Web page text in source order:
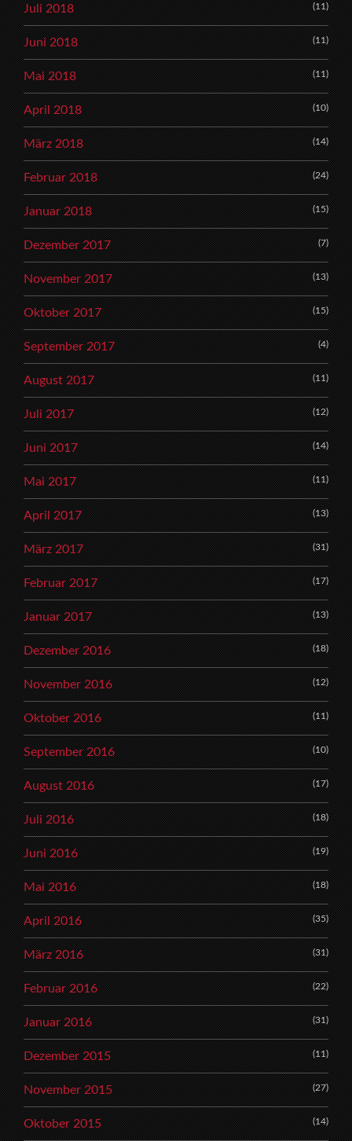
Juli 2018 (11)
Juni 2018 (11)
Mai 2018 (11)
April 2018 (10)
März 2018 (14)
Februar 2018 (24)
Januar 2018 (15)
Dezember 2017 (7)
November 2017 (13)
Oktober 2017 (15)
September 2017 (4)
August 2017 (11)
Juli 2017 (12)
Juni 2017 (14)
Mai 2017 (11)
April 2017 (13)
März 2017 (31)
Februar 2017 (17)
Januar 2017 (13)
Dezember 2016 (18)
November 2016 (12)
Oktober 2016 (11)
September 2016 (10)
August 2016 (17)
Juli 2016 (18)
Juni 2016 (19)
Mai 2016 (18)
April 2016 (35)
März 2016 (31)
Februar 2016 (22)
Januar 2016 (31)
Dezember 2015 (11)
November 2015 (27)
Oktober 2015 (14)